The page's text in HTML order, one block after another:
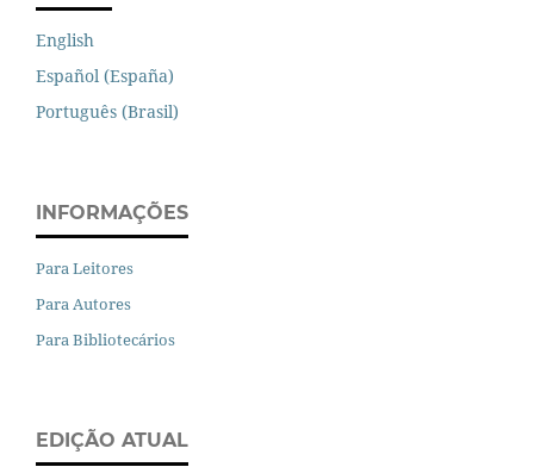
English
Español (España)
Português (Brasil)
INFORMAÇÕES
Para Leitores
Para Autores
Para Bibliotecários
EDIÇÃO ATUAL